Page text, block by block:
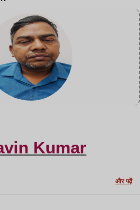
Kumar
और पढ़ें